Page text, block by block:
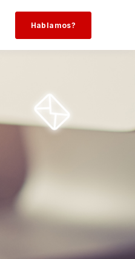
Hablamos?